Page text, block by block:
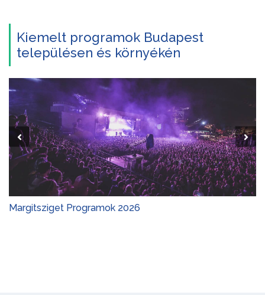
Kiemelt programok Budapest
településen és környékén
Margitsziget Programok 2026